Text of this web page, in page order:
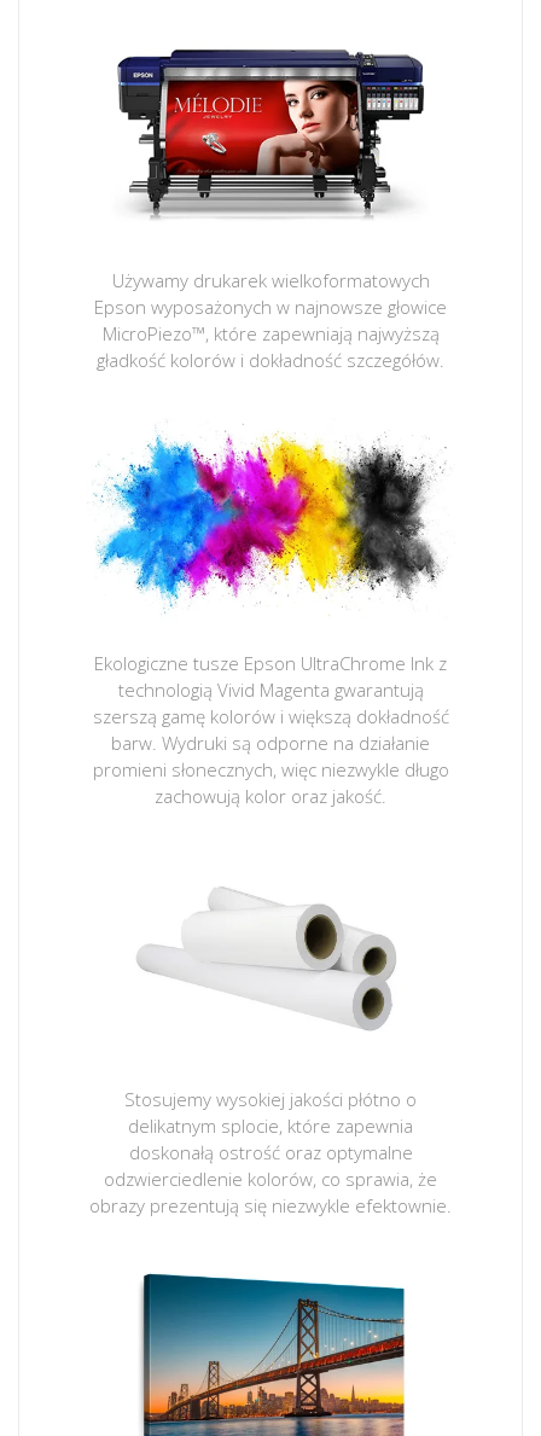
Używamy drukarek wielkoformatowych
Epson wyposażonych w najnowsze głowice
MicroPiezo™, które zapewniają najwyższą
gładkość kolorów i dokładność szczegółów.
Ekologiczne tusze Epson UltraChrome Ink z
technologią Vivid Magenta gwarantują
szerszą gamę kolorów i większą dokładność
barw. Wydruki są odporne na działanie
promieni słonecznych, więc niezwykle długo
zachowują kolor oraz jakość.
Stosujemy wysokiej jakości płótno o
delikatnym splocie, które zapewnia
doskonałą ostrość oraz optymalne
odzwierciedlenie kolorów, co sprawia, że
obrazy prezentują się niezwykle efektownie.